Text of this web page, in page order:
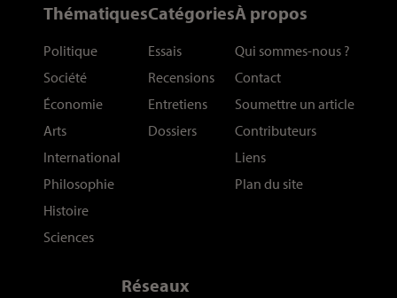
Thématiques
Politique
Société
Économie
Arts
International
Philosophie
Histoire
Sciences
Catégories
Essais
Recensions
Entretiens
Dossiers
À propos
Qui sommes-nous ?
Contact
Soumettre un article
Contributeurs
Liens
Plan du site
Réseaux